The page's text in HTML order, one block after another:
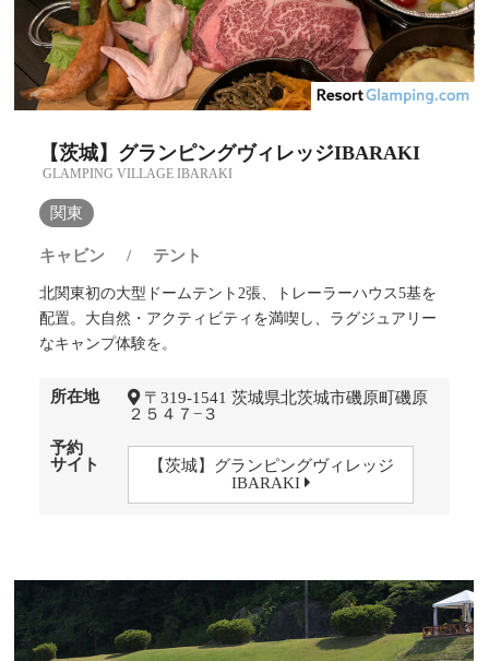
【茨城】グランピングヴィレッジIBARAKI
GLAMPING VILLAGE IBARAKI
関東
キャビン / テント
北関東初の大型ドームテント2張、トレーラーハウス5基を
配置。大自然・アクティビティを満喫し、ラグジュアリー
なキャンプ体験を。
所在地
〒319-1541 茨城県北茨城市磯原町磯原
２５４７−３
予約
サイト
【茨城】グランピングヴィレッジ
IBARAKI